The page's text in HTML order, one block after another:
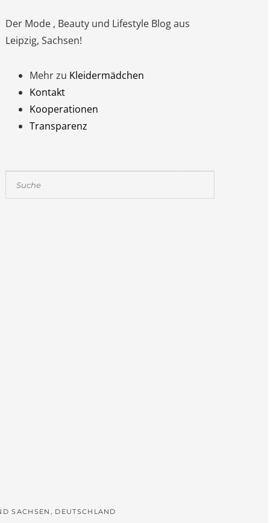
Der Mode , Beauty und Lifestyle Blog aus
Leipzig, Sachsen!
Mehr zu Kleidermädchen
Kontakt
Kooperationen
Transparenz
Suchen
SACHSEN, DEUTSCHLAND